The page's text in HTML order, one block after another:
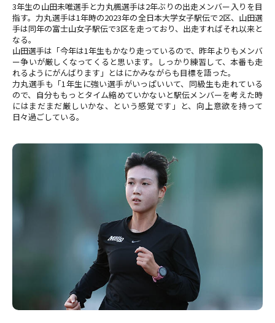
3年生の山田未唯選手と力丸楓選手は2年ぶりの出走メンバー入りを目
指す。力丸選手は1年時の2023年の全日本大学女子駅伝で2区、山田選
手は同年の富士山女子駅伝で3区を走っており、出走すればそれ以来と
なる。
山田選手は「今年は1年生もかなり走っているので、昨年よりもメンバ
ー争いが厳しくなってくると思います。しっかり練習して、本番も走
れるようにがんばります」とはにかみながらも目標を語った。
力丸選手も「1年生に強い選手がいっぱいいて、同級生も走れている
ので、自分ももっとタイム縮めていかないと駅伝メンバーを考えた時
にはまだまだ厳しいかな、という感覚です」と、向上意欲を持って
日々過ごしている。